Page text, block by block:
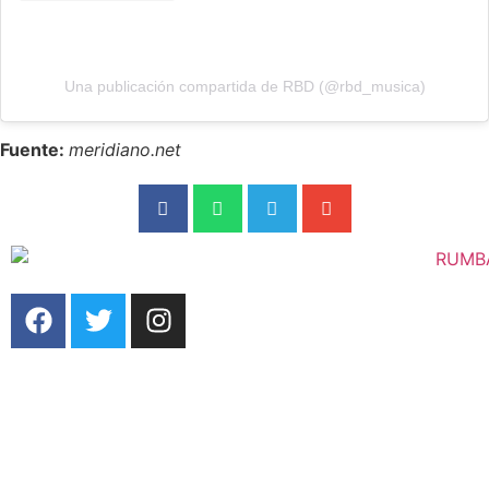
Una publicación compartida de RBD (@rbd_musica)
Fuente: meridiano.net